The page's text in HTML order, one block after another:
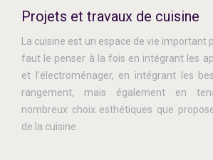
Projets et travaux de cuisine
La cuisine est un espace de vie important
faut le penser à la fois en intégrant les
et l’électroménager, en intégrant les
rangement, mais également en
nombreux choix esthétiques que
de la cuisine.